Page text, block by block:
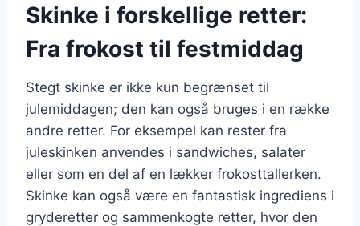
Skinke i forskellige retter:
Fra frokost til festmiddag
Stegt skinke er ikke kun begrænset til
julemiddagen; den kan også bruges i en række
andre retter. For eksempel kan rester fra
juleskinken anvendes i sandwiches, salater
eller som en del af en lækker frokosttallerken.
Skinke kan også være en fantastisk ingrediens i
gryderetter og sammenkogte retter, hvor den